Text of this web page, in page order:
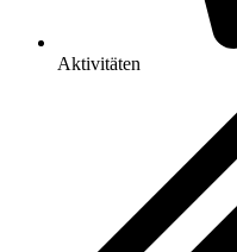
Aktivitäten